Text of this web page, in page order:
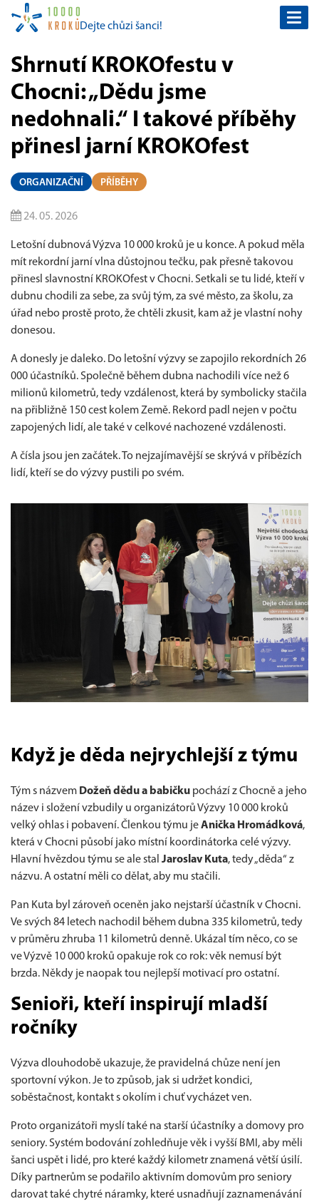
Dejte chůzi šanci!
Shrnutí KROKOfestu v
Chocni: „Dědu jsme
nedohnali.“ I takové příběhy
přinesl jarní KROKOfest
ORGANIZAČNÍ PŘÍBĚHY
24. 05. 2026
Letošní dubnová Výzva 10 000 kroků je u konce. A pokud měla
mít rekordní jarní vlna důstojnou tečku, pak přesně takovou
přinesl slavnostní KROKOfest v Chocni. Setkali se tu lidé, kteří v
dubnu chodili za sebe, za svůj tým, za své město, za školu, za
úřad nebo prostě proto, že chtěli zkusit, kam až je vlastní nohy
donesou.
A donesly je daleko. Do letošní výzvy se zapojilo rekordních 26
000 účastníků. Společně během dubna nachodili více než 6
milionů kilometrů, tedy vzdálenost, která by symbolicky stačila
na přibližně 150 cest kolem Země. Rekord padl nejen v počtu
zapojených lidí, ale také v celkové nachozené vzdálenosti.
A čísla jsou jen začátek. To nejzajímavější se skrývá v příbězích
lidí, kteří se do výzvy pustili po svém.
Když je děda nejrychlejší z týmu
Tým s názvem Dožeň dědu a babičku pochází z Chocně a jeho
název i složení vzbudily u organizátorů Výzvy 10 000 kroků
velký ohlas i pobavení. Členkou týmu jeAnička Hromádková,
která v Chocni působí jako místní koordinátorka celé výzvy.
Hlavní hvězdou týmu se ale stal Jaroslav Kuta, tedy „děda“ z
názvu. A ostatní měli co dělat, aby mu stačili.
Pan Kuta byl zároveň oceněn jako nejstarší účastník v Chocni.
Ve svých 84 letech nachodil během dubna 335 kilometrů, tedy
v průměru zhruba 11 kilometrů denně. Ukázal tím něco, co se
ve Výzvě 10 000 kroků opakuje rok co rok: věk nemusí být
brzda. Někdy je naopak tou nejlepší motivací pro ostatní.
Senioři, kteří inspirují mladší
ročníky
Výzva dlouhodobě ukazuje, že pravidelná chůze není jen
sportovní výkon. Je to způsob, jak si udržet kondici,
soběstačnost, kontakt s okolím i chuť vycházet ven.
Proto organizátoři myslí také na starší účastníky a domovy pro
seniory. Systém bodování zohledňuje věk i vyšší BMI, aby měli
šanci uspět i lidé, pro které každý kilometr znamená větší úsilí.
Díky partnerům se podařilo aktivním domovům pro seniory
darovat také chytré náramky, které usnadňují zaznamenávání